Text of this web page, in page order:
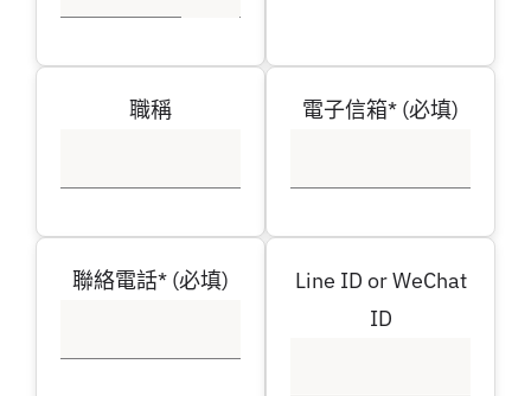
職稱 電子信箱* (必填)
聯絡電話* (必填)
Line ID or WeChat
ID